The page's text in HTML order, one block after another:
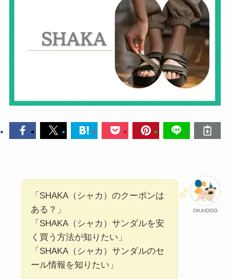
OKAIDOG
「SHAKA（シャカ）のクーポンは
ある？」
「SHAKA（シャカ）サンダルを安
く買う方法が知りたい」
「SHAKA（シャカ）サンダルのセ
ール情報を知りたい」